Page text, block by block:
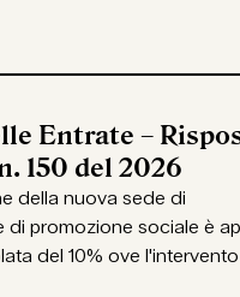
Entrate –
150 del 2026
della nuova sede di
di promozione sociale è
del 10% ove l'intervento